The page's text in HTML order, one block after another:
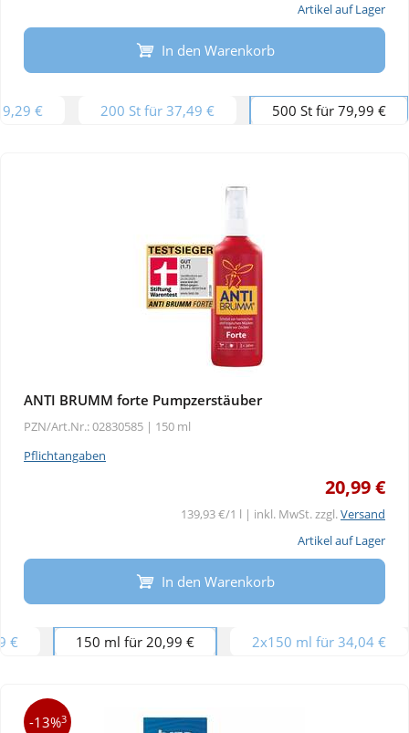
Artikel auf Lager
In den Warenkorb
€ 200 St für 37,49 € 500 St für 79,99 €
ANTI BRUMM forte Pumpzerstäuber
PZN/Art.Nr.: 02830585 | 150 ml
Pflichtangaben
20,99 €
139,93 €/1 l | inkl. MwSt. zzgl.Versand
Artikel auf Lager
In den Warenkorb
€ 150 ml für 20,99 € 2x150 ml für 34,04 €
-13%3